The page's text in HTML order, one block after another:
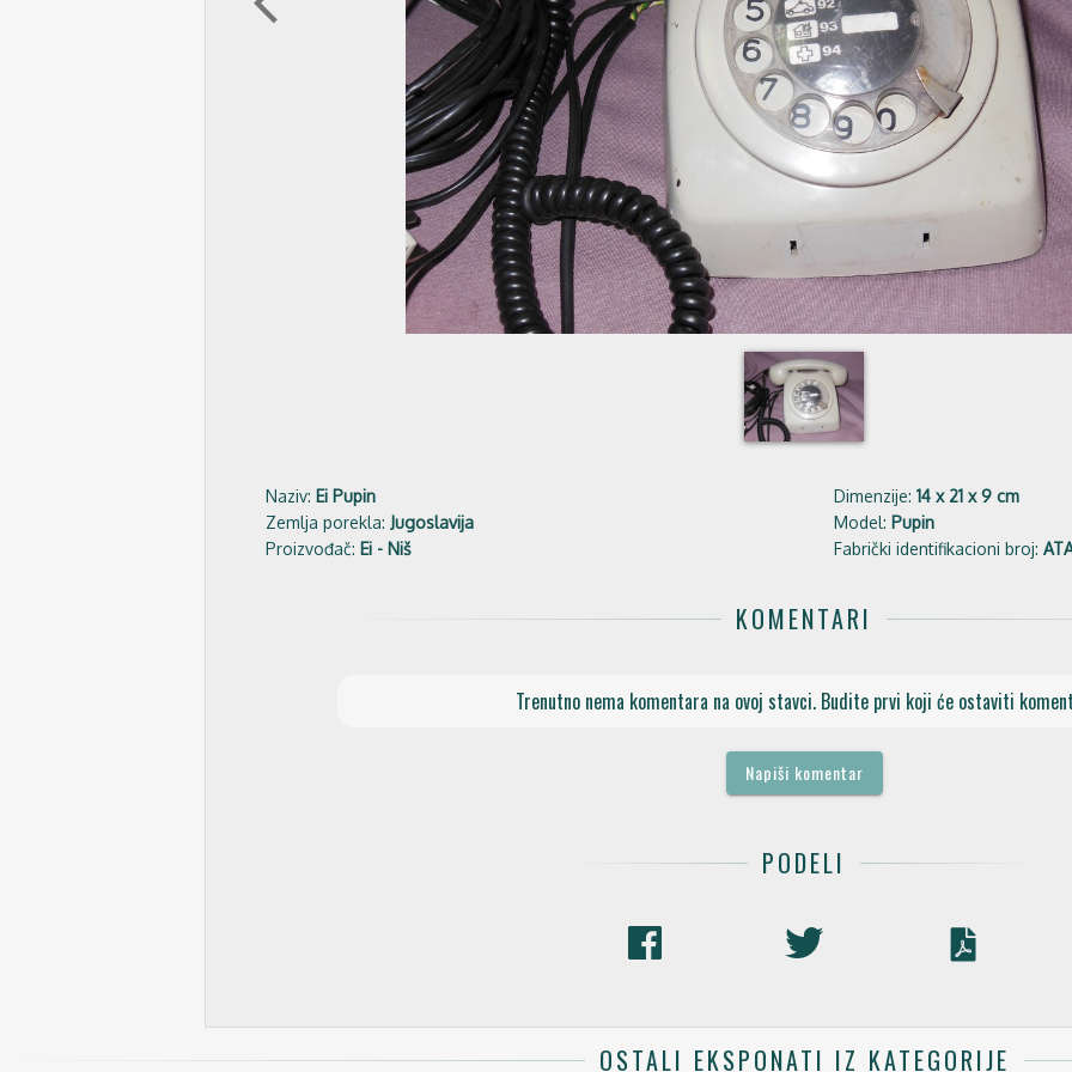
Naziv: Ei Pupin
Zemlja porekla: Jugoslavija
Proizvođač: Ei - Niš
Dimenzije: 14 x 21 x 9 cm
Model: Pupin
Fabrički identifikacioni broj:
KOMENTARI
Trenutno nema komentara na ovoj stavci. Budite prvi koji će ostaviti
Napiši komentar
PODELI
OSTALI EKSPONATI IZ KATEGORIJE